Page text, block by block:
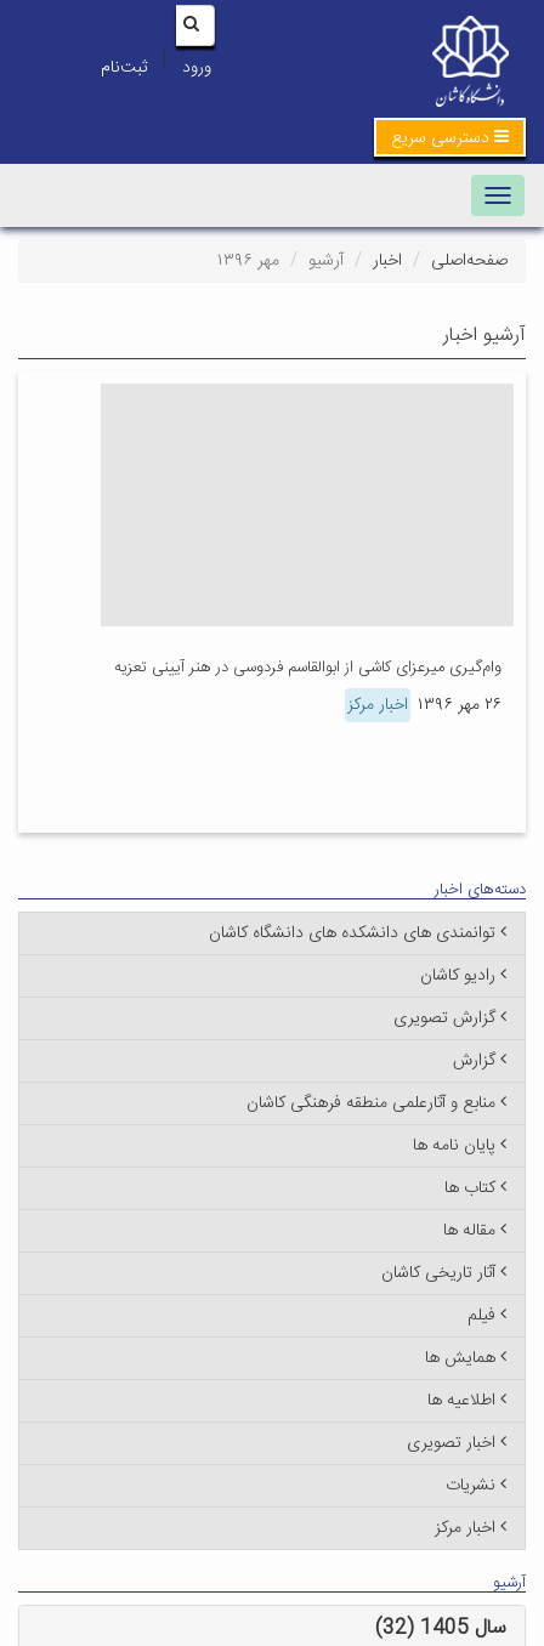
ورود | ثبت‌نام
دسترسی سریع
Toggle navigation
صفحه‌اصلی اخبار آرشیو مهر ۱۳۹۶
آرشیو اخبار
وام‌گیری میرعزای کاشی از ابوالقاسم فردوسی در هنر آیینی تعزیه
۲۶ مهر ۱۳۹۶ اخبار مرکز
دسته‌های اخبار
توانمندی های دانشکده های دانشگاه کاشان
رادیو کاشان
گزارش تصویری
گزارش
منابع و آثارعلمی منطقه فرهنگی کاشان
پایان نامه ها
کتاب ها
مقاله ها
آثار تاریخی کاشان
فیلم
همایش ها
اطلاعیه ها
اخبار تصویری
نشریات
اخبار مرکز
آرشیو
سال 1405 (32)